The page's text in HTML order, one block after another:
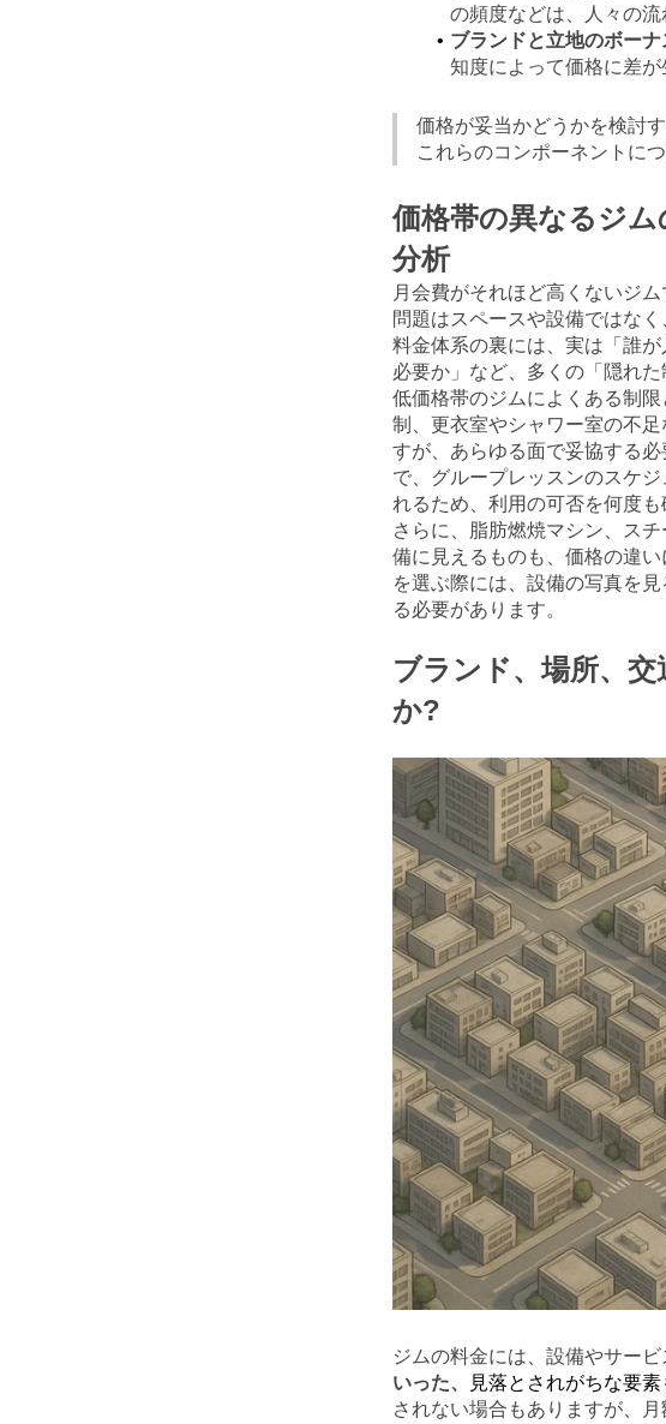
の頻度などは、人々の流
ブランドと立地のボーナ
知度によって価格に差が
価格が妥当かどうかを検討
これらのコンポーネントに
価格帯の異なるジ
分析
月会費がそれほど高くないジ
問題はスペースや設備ではな
料金体系の裏には、実は「誰
必要か」など、多くの「隠れ
低価格帯のジムによくある制
制、更衣室やシャワー室の不
すが、あらゆる面で妥協する
で、グループレッスンのスケ
れるため、利用の可否を何度も
さらに、脂肪燃焼マシン、ス
備に見えるものも、価格の違
を選ぶ際には、設備の写真を
る必要があります。
ブランド、場所、
か?
ジムの料金には、設備やサービ
いった、
見落とされがちな要
されない場合もありますが、